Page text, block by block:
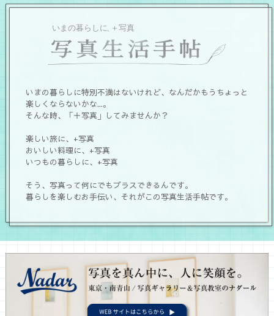
いまの暮らしに特別不満はないけれど、なんだかもうちょっと
楽しくならないかな...。
そんな時、「＋写真」してみませんか？
楽しい旅に、+写真
おいしい料理に、+写真
いつもの暮らしに、+写真
そう、写真って何にでもプラスできるんです。
暮らしを楽しむお手伝い、それがこの写真生活手帖です。